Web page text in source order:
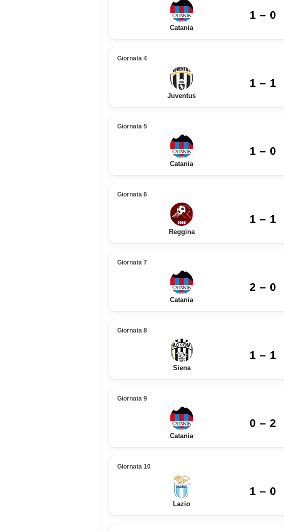
Catania
1 – 0
Giornata 4
Juventus
1 – 1
Giornata 5
Catania
1 – 0
Giornata 6
Reggina
1 – 1
Giornata 7
Catania
2 – 0
Giornata 8
Siena
1 – 1
Giornata 9
Catania
0 – 2
Giornata 10
Lazio
1 – 0